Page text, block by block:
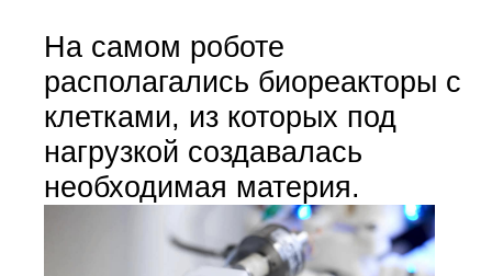
На самом роботе
располагались биореакторы с
клетками, из которых под
нагрузкой создавалась
необходимая материя.